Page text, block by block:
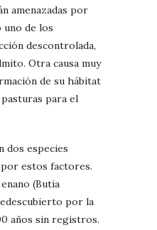
amenazadas por
de los
descontrolada,
Otra causa muy
de su hábitat
para el
dos especies
estos factores.
(Butia
por la
años sin registros.